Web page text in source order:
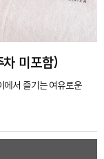
미포함)
에서 즐기는 여유로운